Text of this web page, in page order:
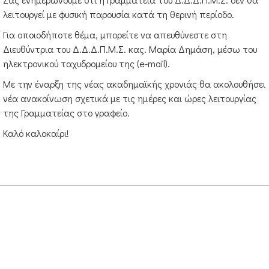
ΔΙΑΠΑΝΕΠΙΣΤΗΜΙΑΚΌ, ΔΙΑΤΜΗΜΑΤΙΚΌ ΠΡΌΓΡΑΜΜΑ
ΚΑΤΑΣΚΕΥΉ - ΕΝΗΜΈΡΩΣΗ - ΣΥΝΤΉΡΗΣΗ ΙΣΤΟΣΕΛΊΔΑΣ:ΑΝΤΏΝΗΣ ΜΥΛΩΝΌΠΟΥΛΟΣ
ΓΡΑΜΜΑΤΕΊΑ ΔΔΔΠΜΣ
, ΤΗΛΈΦΩΝΟ: 25310-39422, SKYPE:
: ΔΕΥΤΕΡΑ 09:00-12:00, ΤΕΤΑΡΤΗ 17:00-19:00, ΠΕΜΠΤΗ 12:00-15:00 &
λειτουργεί με φυσική παρουσία κατά τη θερινή περίοδο.
Για οποιοδήποτε θέμα, μπορείτε να απευθύνεστε στη
Διευθύντρια του Δ.Δ.Δ.Π.Μ.Σ. κας. Μαρία Δημάση, μέσω του
ηλεκτρονικού ταχυδρομείου της (e-mail).
Με την έναρξη της νέας ακαδημαϊκής χρονιάς θα ακολουθήσει
νέα ανακοίνωση σχετικά με τις ημέρες και ώρες λειτουργίας
της Γραμματείας στο γραφείο.
Καλό καλοκαίρι!